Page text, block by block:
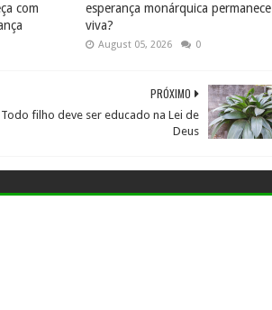
com
esperança monárquica permanece
viva?
August 05, 2026 0
PRÓXIMO
Todo filho deve ser educado na Lei de
Deus